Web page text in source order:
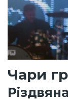
Чари